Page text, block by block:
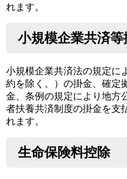
れます。
小規模企業共済
小規模企業共済法の規定に
約を除く。）の掛金、確定
金、条例の規定により地方
者扶養共済制度の掛金を支
れます。
生命保険料控除